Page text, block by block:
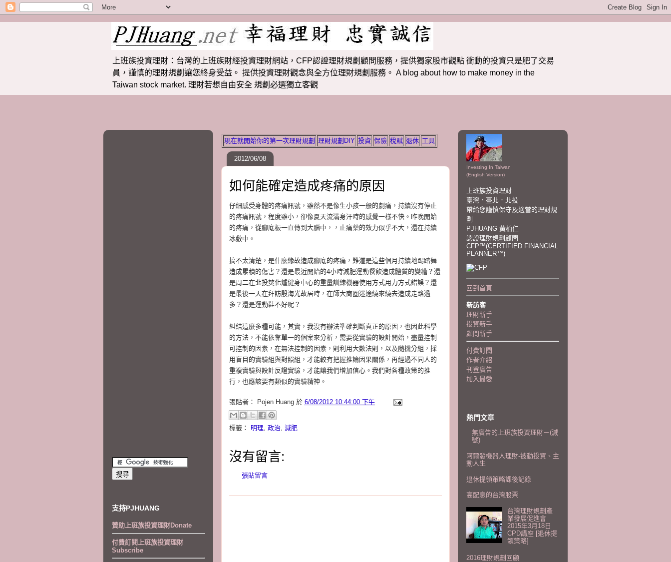
上班族投資理財：台灣的上班族財經投資理財網站，CFP認證理財規劃顧問服務，提供獨家股市觀點 衝動的投資只是肥了交易
員，謹慎的理財規劃讓您終身受益。 提供投資理財觀念與全方位理財規劃服務。 A blog about how to make money in the
Taiwan stock market. 理財若想自由安全 規劃必選獨立客觀
現在就開始你的第一次理財規劃 理財規劃DIY 投資 保險 稅賦 退休 工具
2012/06/08
如何能確定造成疼痛的原因
仔細感受身體的疼痛訊號，雖然不是像生小孩一般的劇痛，持續沒有停止
的疼痛訊號，程度雖小，卻像夏天流滿身汗時的感覺一樣不快。昨晚開始
的疼痛，從腳底板一直傳到大腦中，，止痛藥的效力似乎不大，還在持續
冰敷中。
搞不太清楚，是什麼緣故造成腳底的疼痛，難道是這些個月持續地踢踏舞
造成累積的傷害？還是最近開始的4小時減肥運動餐飲造成體質的變糟？還
是周二在北投焚化爐健身中心的重量訓練機器使用方式用力方式錯誤？還
是最後一天在拜訪殷海光故居時，在師大商圈迷途繞來繞去造成走路過
多？還是運動鞋不好呢？
糾結這麼多種可能，其實，我沒有辦法準確判斷真正的原因，也因此科學
的方法，不能依靠單一的個案來分析，需要從實驗的設計開始，盡量控制
可控制的因素，在無法控制的因素，則利用大數法則，以及隨機分組，採
用盲目的實驗組與對照組，才能較有把握推論因果關係，再經過不同人的
重複實驗與設計反證實驗，才能讓我們增加信心。我們對各種政策的推
行，也應該要有類似的實驗精神。
張貼者： Pojen Huang 於 6/08/2012 10:44:00 下午
標籤： 明理, 政治, 減肥
沒有留言:
張貼留言
支持PJHUANG
贊助上班族投資理財Donate
付費訂閱上班族投資理財
Subscribe
Investing In Taiwan
(English Version)
上班族投資理財
臺灣．臺北．北投
帶給您謹慎保守及適當的理財規
劃
PJHUANG 黃柏仁
認證理財規劃顧問
CFP™(CERTIFIED FINANCIAL
PLANNER™)
回到首頁
新訪客
理財新手
投資新手
顧問新手
付費訂閱
作者介紹
刊登廣告
加入最愛
熱門文章
無廣告的上班族投資理財－(減
號)
阿爾發機器人理財-被動投資、主
動人生
退休提領策略課後記錄
高配息的台灣股票
台灣理財規劃產
業發展促進會
2015年3月18日
CPD講座 [退休提
領策略]
2016理財規劃回顧